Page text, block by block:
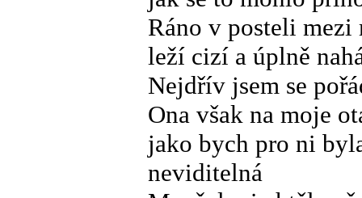
Ráno v posteli mezi
leží cizí a úplně
Nejdřív jsem se
Ona však na moje
jako bych pro ni
neviditelná